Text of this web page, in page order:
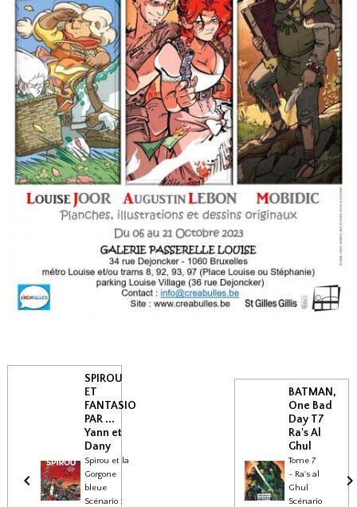
SPIROU
ET
FANTASIO
PAR ...
Yann et
Dany
Spirou et la
Gorgone
bleue
Scénario :
BATMAN,
One Bad
Day T7
Ra's Al
Ghul
Tome 7
- Ra's al
Ghul
Scénario